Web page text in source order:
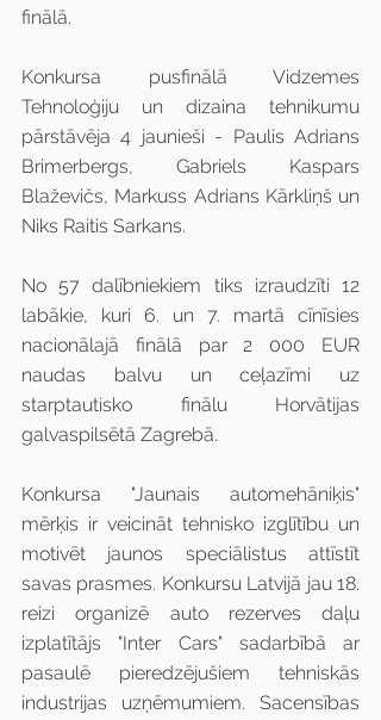
finālā.
Konkursa pusfinālā Vidzemes
Tehnoloģiju un dizaina tehnikumu
pārstāvēja 4 jaunieši - Paulis Adrians
Brimerbergs, Gabriels Kaspars
Blaževičs, Markuss Adrians Kārkliņš un
Niks Raitis Sarkans.
No 57 dalībniekiem tiks izraudzīti 12
labākie, kuri 6. un 7. martā cīnīsies
nacionālajā finālā par 2 000 EUR
naudas balvu un ceļazīmi uz
starptautisko finālu Horvātijas
galvaspilsētā Zagrebā.
Konkursa "Jaunais automehāniķis"
mērķis ir veicināt tehnisko izglītību un
motivēt jaunos speciālistus attīstīt
savas prasmes. Konkursu Latvijā jau 18.
reizi organizē auto rezerves daļu
izplatītājs "Inter Cars" sadarbībā ar
pasaulē pieredzējušiem tehniskās
industrijas uzņēmumiem. Sacensības